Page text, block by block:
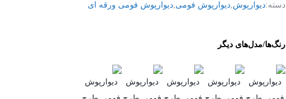
دسته:دیوارپوش,دیوارپوش فومی,دیوارپوش فومی ورقه ای
رنگ‌ها/مدل‌های دیگر